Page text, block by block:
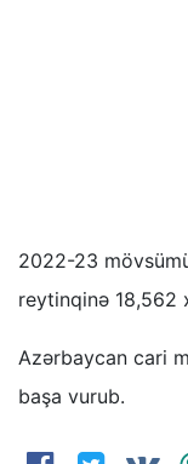
2022-23
reytinqinə 18,562
Azərbaycan cari
başa vurub.